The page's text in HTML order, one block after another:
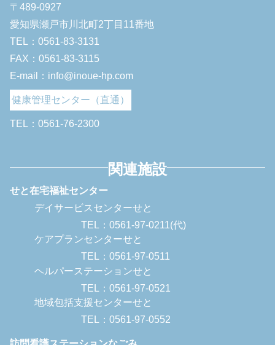
〒489-0927
愛知県瀬戸市川北町2丁目11番地
TEL：0561-83-3131
FAX：0561-83-3115
E-mail：info@inoue-hp.com
健康管理センター（直通）
TEL：0561-76-2300
関連施設
せと在宅福祉センター
デイサービスセンターせと
TEL：0561-97-0211(代)
ケアプランセンターせと
TEL：0561-97-0511
ヘルパーステーションせと
TEL：0561-97-0521
地域包括支援センターせと
TEL：0561-97-0552